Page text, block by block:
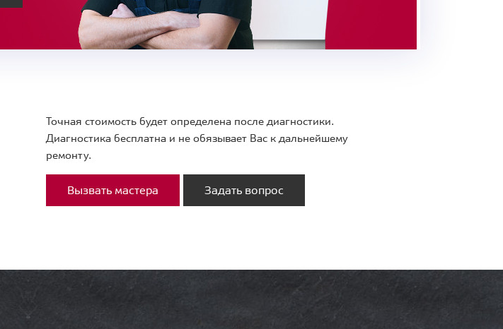
Точная стоимость будет определена после диагностики.
Диагностика бесплатна и не обязывает Вас к дальнейшему
ремонту.
Вызвать мастера Задать вопрос